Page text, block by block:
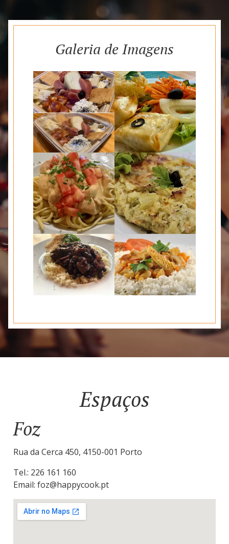
Galeria de Imagens
Espaços
Foz
Rua da Cerca 450, 4150-001 Porto
Tel.: 226 161 160
Email: foz@happycook.pt